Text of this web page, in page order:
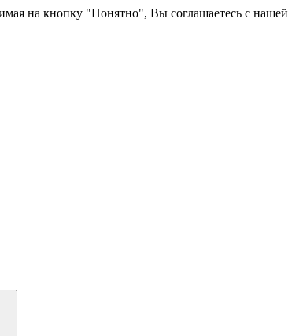
на кнопку "Понятно", Вы соглашаетесь с нашей